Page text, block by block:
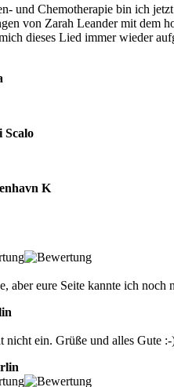
und Chemotherapie bin ich
von Zarah Leander mit dem
dieses Lied immer wieder
Scalo
K
aber eure Seite kannte ich
ein. Grüße und alles Gute :-